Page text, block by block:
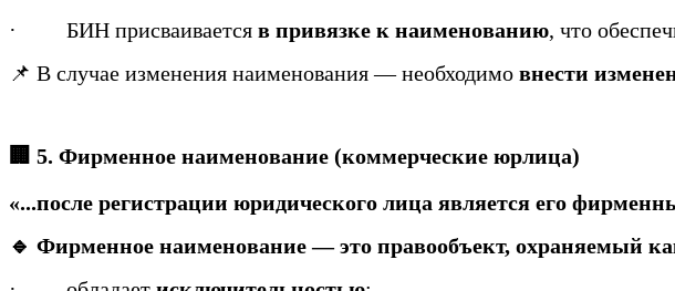
· БИН присваивается в привязке к наименованию, что
📌 В случае изменения наименования — необходимо внести
🏢 5. Фирменное наименование (коммерческие юрлица)
«...после регистрации юридического лица является его
🔹 Фирменное наименование — это правообъект, охраняемый